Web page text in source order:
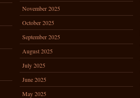
November 2025
October 2025
September 2025
August 2025
July 2025
June 2025
May 2025